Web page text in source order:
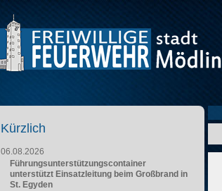
Kürzlich
06.08.2026
Führungsunterstützungscontainer
unterstützt Einsatzleitung beim Großbrand in
St. Egyden